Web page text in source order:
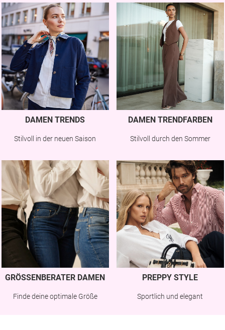
DAMEN TRENDS
Stilvoll in der neuen Saison
DAMEN TRENDFARBEN
Stilvoll durch den Sommer
GRÖSSENBERATER DAMEN
Finde deine optimale Größe
PREPPY STYLE
Sportlich und elegant